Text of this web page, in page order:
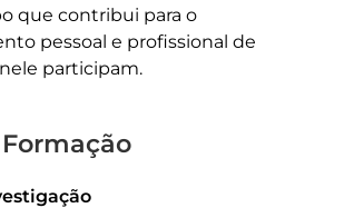
que contribui para o
pessoal e profissional de
participam.